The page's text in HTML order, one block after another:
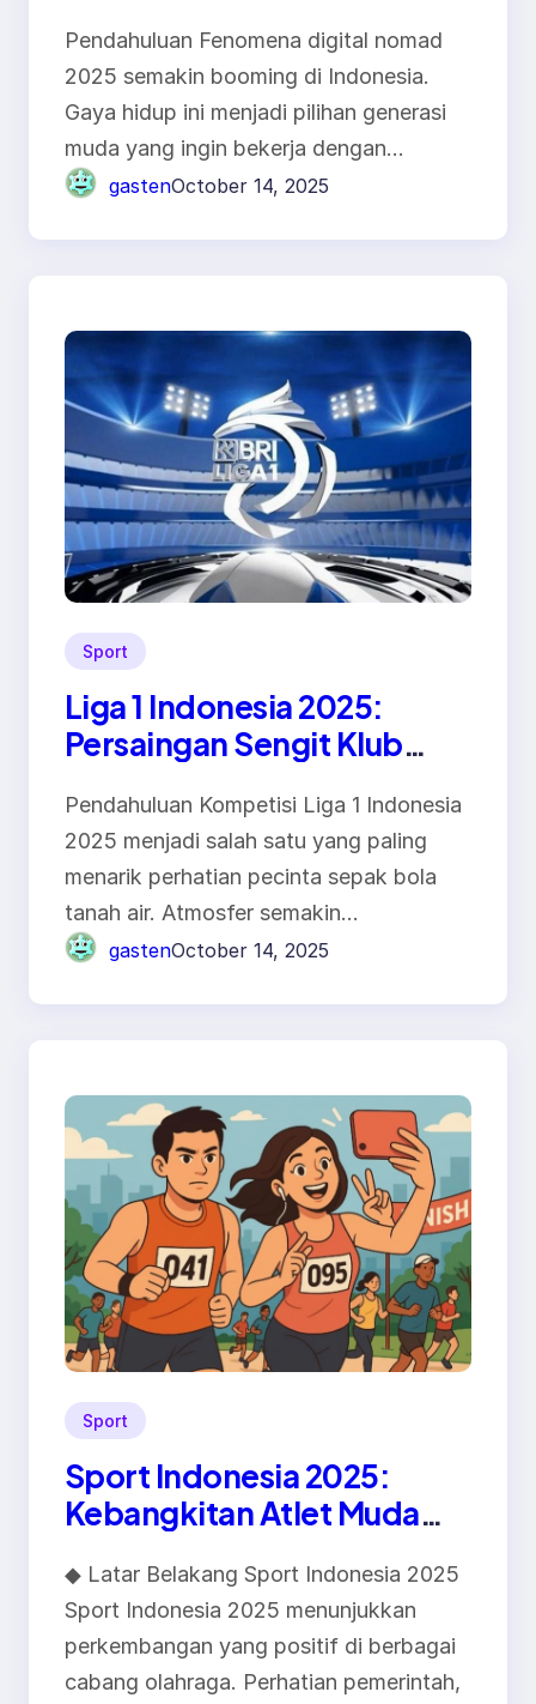
Pendahuluan Fenomena digital nomad
2025 semakin booming di Indonesia.
Gaya hidup ini menjadi pilihan generasi
muda yang ingin bekerja dengan…
gastenOctober 14, 2025
Sport
Liga 1 Indonesia 2025:
Persaingan Sengit Klub
Pendahuluan Kompetisi Liga 1 Indonesia
2025 menjadi salah satu yang paling
menarik perhatian pecinta sepak bola
tanah air. Atmosfer semakin…
gastenOctober 14, 2025
Sport
Sport Indonesia 2025:
Kebangkitan Atlet Muda
◆ Latar Belakang Sport Indonesia 2025
Sport Indonesia 2025 menunjukkan
perkembangan yang positif di berbagai
cabang olahraga. Perhatian pemerintah,